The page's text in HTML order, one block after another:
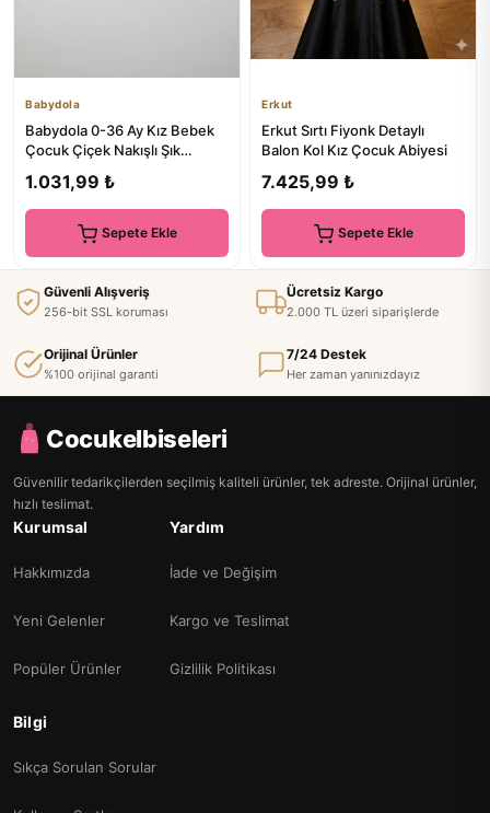
Babydola
Babydola 0-36 Ay Kız Bebek
Çocuk Çiçek Nakışlı Şık
1.031,99 ₺
Sepete Ekle
Erkut
Erkut Sırtı Fiyonk Detaylı
Balon Kol Kız Çocuk Abiyesi
7.425,99 ₺
Sepete Ekle
Güvenli Alışveriş
256-bit SSL koruması
Ücretsiz Kargo
2.000 TL üzeri siparişlerde
Orijinal Ürünler
%100 orijinal garanti
7/24 Destek
Her zaman yanınızdayız
Cocukelbiseleri
Güvenilir tedarikçilerden seçilmiş kaliteli ürünler, tek adreste. Orijinal ürünler,
hızlı teslimat.
Kurumsal
Hakkımızda
Yeni Gelenler
Popüler Ürünler
Yardım
İade ve Değişim
Kargo ve Teslimat
Gizlilik Politikası
Bilgi
Sıkça Sorulan Sorular